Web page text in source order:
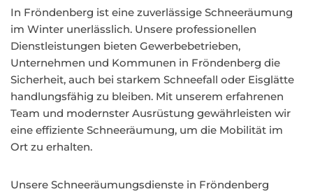
In Fröndenberg ist eine zuverlässige Schneeräumung
im Winter unerlässlich. Unsere professionellen
Dienstleistungen bieten Gewerbebetrieben,
Unternehmen und Kommunen in Fröndenberg die
Sicherheit, auch bei starkem Schneefall oder Eisglätte
handlungsfähig zu bleiben. Mit unserem erfahrenen
Team und modernster Ausrüstung gewährleisten wir
eine effiziente Schneeräumung, um die Mobilität im
Ort zu erhalten.
Unsere Schneeräumungsdienste in Fröndenberg